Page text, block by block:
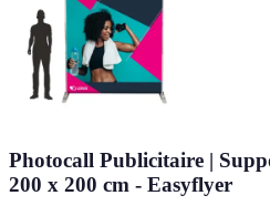
Photocall Publicitaire |
200 x 200 cm - Easyflyer